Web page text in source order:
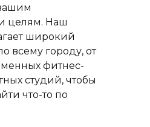
целям. Наш
широкий
всему городу, от
фитнес-
студий, чтобы
что-то по